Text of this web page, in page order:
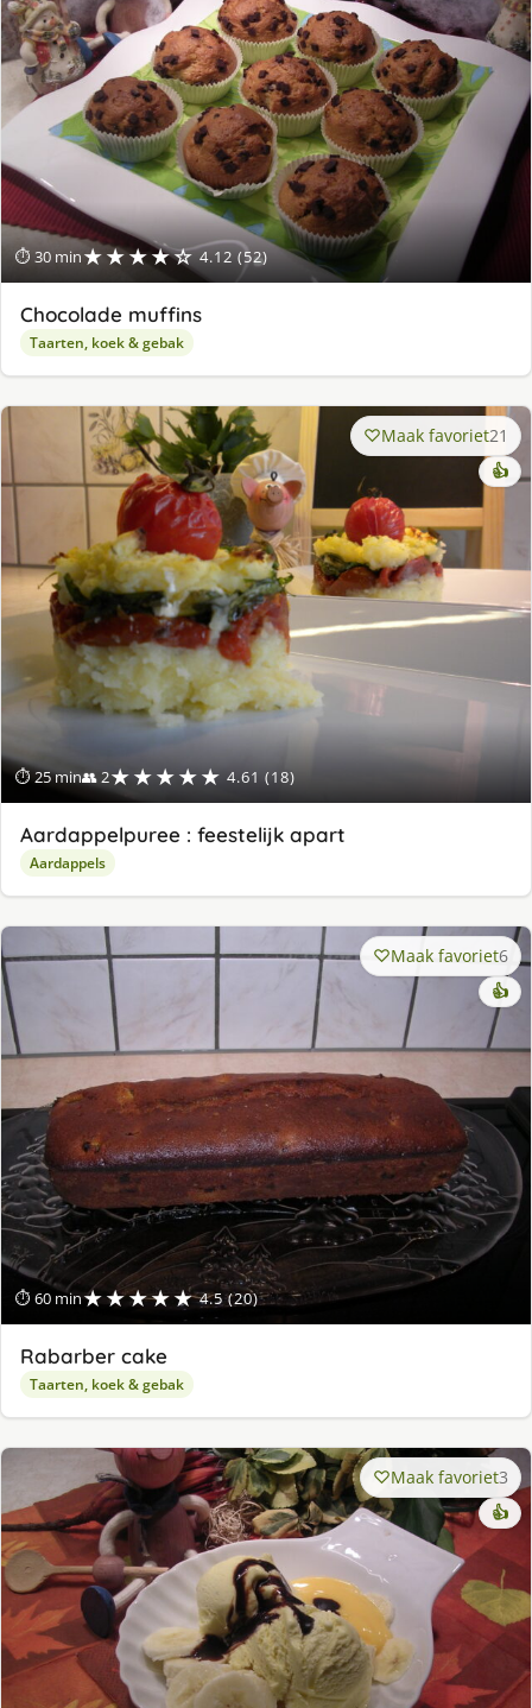
⏱ 30 min★★★★☆ 4.12 (52)
Chocolade muffins
Taarten, koek & gebak
⏱ 25 min👥 2★★★★★ 4.61 (18)
Maak favoriet21
👍
Aardappelpuree : feestelijk apart
Aardappels
⏱ 60 min★★★★★ 4.5 (20)
Maak favoriet6
👍
Rabarber cake
Taarten, koek & gebak
Maak favoriet3
👍